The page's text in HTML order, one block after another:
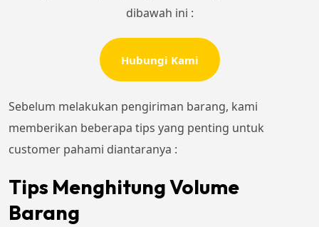
dibawah ini :
Hubungi Kami
Sebelum melakukan pengiriman barang, kami
memberikan beberapa tips yang penting untuk
customer pahami diantaranya :
Tips Menghitung Volume
Barang